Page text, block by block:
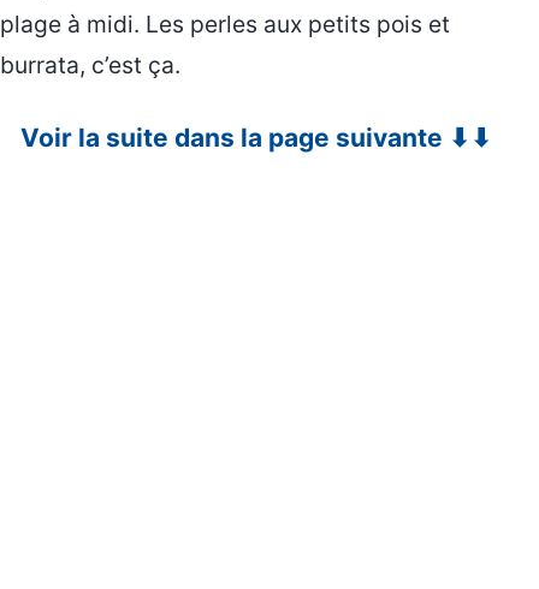
plage à midi. Les perles aux petits pois et
burrata, c’est ça.
Voir la suite dans la page suivante ⬇⬇